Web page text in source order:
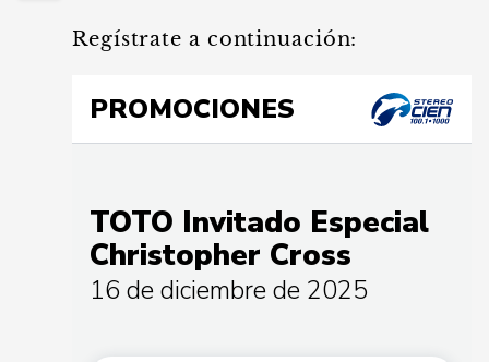
Regístrate a continuación: